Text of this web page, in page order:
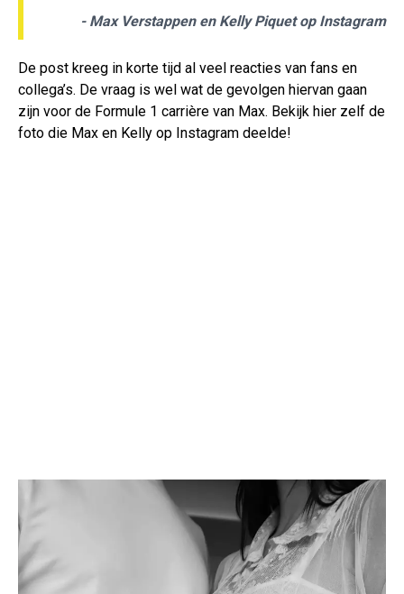
- Max Verstappen en Kelly Piquet op Instagram
De post kreeg in korte tijd al veel reacties van fans en
collega’s. De vraag is wel wat de gevolgen hiervan gaan
zijn voor de Formule 1 carrière van Max. Bekijk hier zelf de
foto die Max en Kelly op Instagram deelde!